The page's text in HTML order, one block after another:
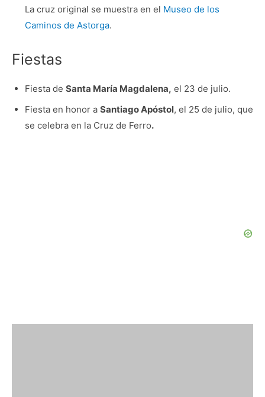
La cruz original se muestra en el Museo de los
Caminos de Astorga.
Fiestas
Fiesta de Santa María Magdalena, el 23 de julio.
Fiesta en honor a Santiago Apóstol, el 25 de julio, que
se celebra en la Cruz de Ferro.